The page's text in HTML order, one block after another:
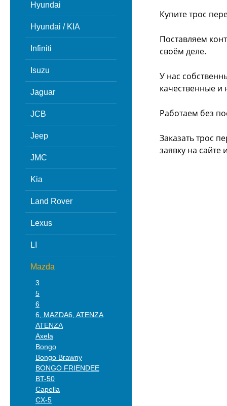
Hyundai
Hyundai / KIA
Infiniti
Isuzu
Jaguar
JCB
Jeep
JMC
Kia
Land Rover
Lexus
LI
Mazda
3
5
6
6, MAZDA6, ATENZA
ATENZA
Axela
Bongo
Bongo Brawny
BONGO FRIENDEE
BT-50
Capella
CX-5
Купите трос
Поставляем
своём деле.
У нас
качественные и
Работаем без
Заказать трос
заявку на сайте